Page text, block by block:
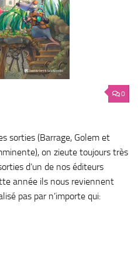
0
sorties (Barrage, Golem et
on zieute toujours très
d’un de nos éditeurs
année ils nous reviennent
pas par n’importe qui: